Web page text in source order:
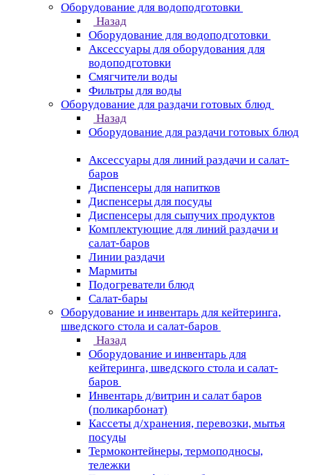
Оборудование для водоподготовки
Назад
Оборудование для водоподготовки
Аксессуары для оборудования для
водоподготовки
Смягчители воды
Фильтры для воды
Оборудование для раздачи готовых блюд
Назад
Оборудование для раздачи готовых блюд
Аксессуары для линий раздачи и салат-
баров
Диспенсеры для напитков
Диспенсеры для посуды
Диспенсеры для сыпучих продуктов
Комплектующие для линий раздачи и
салат-баров
Линии раздачи
Мармиты
Подогреватели блюд
Салат-бары
Оборудование и инвентарь для кейтеринга,
шведского стола и салат-баров
Назад
Оборудование и инвентарь для
кейтеринга, шведского стола и салат-
баров
Инвентарь д/витрин и салат баров
(поликарбонат)
Кассеты д/хранения, перевозки, мытья
посуды
Термоконтейнеры, термоподносы,
тележки